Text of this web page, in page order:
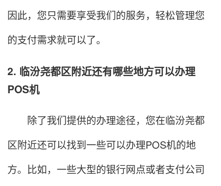
因此，您只需要享受我们的服务，轻松管理您
的支付需求就可以了。
2. 临汾尧都区附近还有哪些地方可以办理
POS机
除了我们提供的办理途径，您在临汾尧都
区附近还可以找到一些可以办理POS机的地
方。比如，一些大型的银行网点或者支付公司